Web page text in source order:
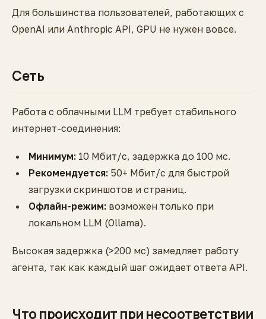
Для большинства пользователей, работающих с
OpenAI или Anthropic API, GPU не нужен вовсе.
Сеть
Работа с облачными LLM требует стабильного
интернет-соединения:
Минимум: 10 Мбит/с, задержка до 100 мс.
Рекомендуется: 50+ Мбит/с для быстрой
загрузки скриншотов и страниц.
Офлайн-режим: возможен только при
локальном LLM (Ollama).
Высокая задержка (>200 мс) замедляет работу
агента, так как каждый шаг ожидает ответа API.
Что происходит при несоответствии